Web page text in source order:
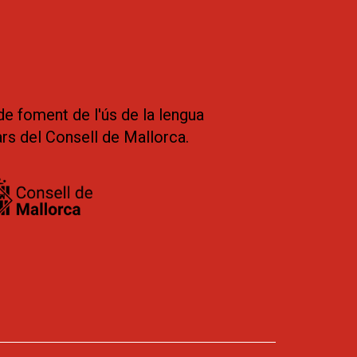
foment de l'ús de la lengua
del Consell de Mallorca.